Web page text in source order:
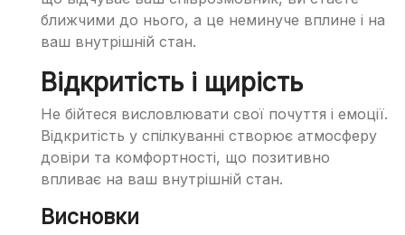
ближчими до нього, а це неминуче вплине і на
ваш внутрішній стан.
Відкритість і щирість
Не бійтеся висловлювати свої почуття і емоції.
Відкритість у спілкуванні створює атмосферу
довіри та комфортності, що позитивно
впливає на ваш внутрішній стан.
Висновки